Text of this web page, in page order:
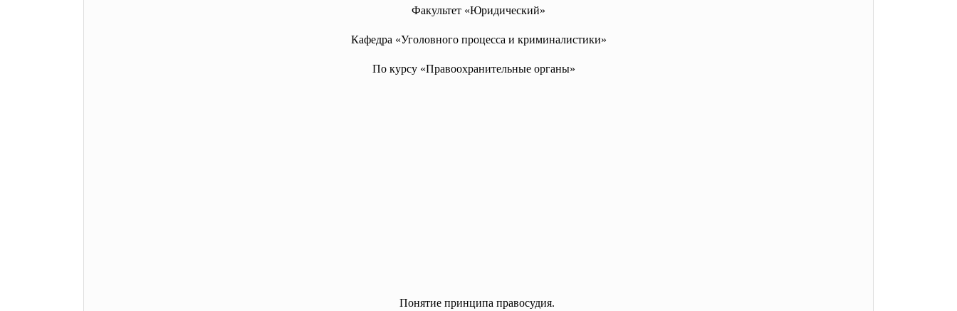
Факультет «Юридический»
Кафедра «Уголовного процесса и криминалистики»
По курсу «Правоохранительные органы»
Понятие принципа правосудия.